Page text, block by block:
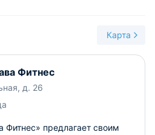
Карта
Фитнес
д. 26
Фитнес» предлагает своим